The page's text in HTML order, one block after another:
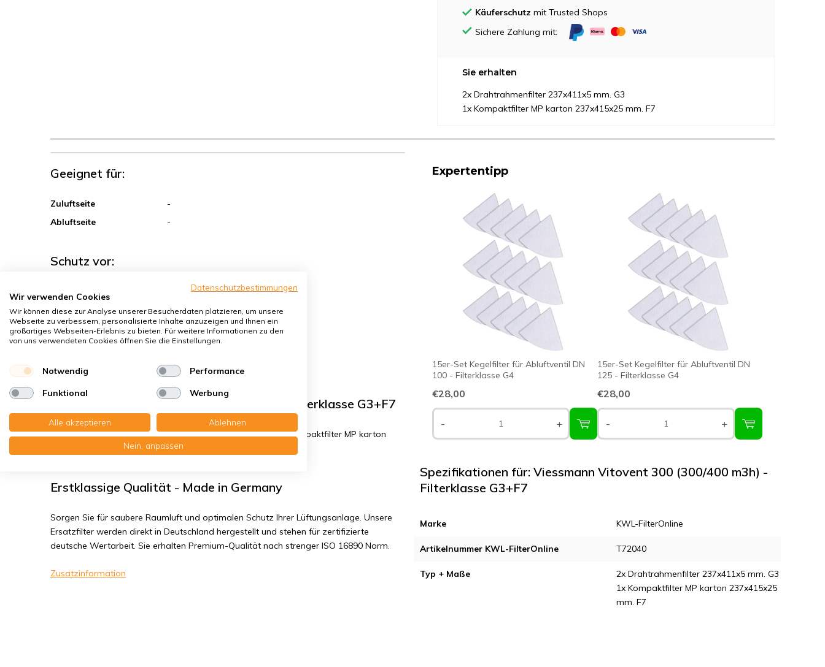
Käuferschutz mit Trusted Shops
Sichere Zahlung mit:
Sie erhalten
2x Drahtrahmenfilter 237x411x5 mm. G3
1x Kompaktfilter MP karton 237x415x25 mm. F7
Geeignet für:
Zuluftseite
-
Abluftseite
-
Schutz vor:
Sand, Grobstaub
Sporen, Pollen
Hausstaubmilben
Bakterien, Smog
Viessmann Vitovent 300 (300/400 m3h) - Filterklasse G3+F7
Sie erhalten: 2x Drahtrahmenfilter 237x411x5 mm. G3 + 1x Kompaktfilter MP karton
237x415x25 mm. F7
Erstklassige Qualität - Made in Germany
Sorgen Sie für saubere Raumluft und optimalen Schutz Ihrer Lüftungsanlage. Unsere
Ersatzfilter werden direkt in Deutschland hergestellt und stehen für zertifizierte
deutsche Wertarbeit. Sie erhalten Premium-Qualität nach strenger ISO 16890 Norm.
Zusatzinformation
Expertentipp
15er-Set Kegelfilter für Abluftventil DN
100 - Filterklasse G4
€28,00
- +
15er-Set Kegelfilter für Abluftventil DN
125 - Filterklasse G4
€28,00
- +
Spezifikationen für: Viessmann Vitovent 300 (300/400 m3h) -
Filterklasse G3+F7
Marke KWL-FilterOnline
Artikelnummer KWL-FilterOnline T72040
Typ + Maße
2x Drahtrahmenfilter 237x411x5 mm. G3
1x Kompaktfilter MP karton 237x415x25
mm. F7
Datenschutzbestimmungen
Wir verwenden Cookies
Wir können diese zur Analyse unserer Besucherdaten platzieren, um unsere
Webseite zu verbessern, personalisierte Inhalte anzuzeigen und Ihnen ein
großartiges Webseiten-Erlebnis zu bieten. Für weitere Informationen zu den
von uns verwendeten Cookies öffnen Sie die Einstellungen.
Notwendig Performance
Funktional Werbung
Alle akzeptieren Ablehnen
Nein, anpassen